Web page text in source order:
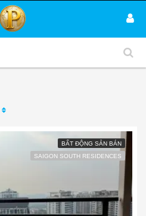
BẤT ĐỘNG SẢN BÁN
SAIGON SOUTH RESIDENCES